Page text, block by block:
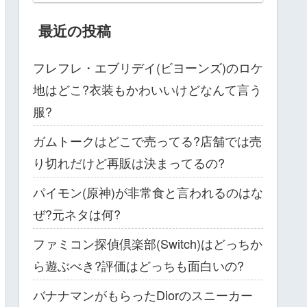
最近の投稿
フレフレ・エブリデイ(ビヨーンズ)のロケ
地はどこ?衣装もかわいいけどなんて言う
服?
ガムトークはどこで売ってる?店舗では売
り切れだけど再販は決まってるの?
パイモン(原神)が非常食と言われるのはな
ぜ?元ネタは何?
ファミコン探偵倶楽部(Switch)はどっちか
ら遊ぶべき?評価はどっちも面白いの?
バナナマンがもらったDiorのスニーカー